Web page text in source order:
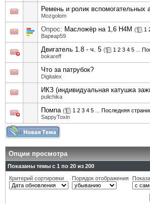
Ремень и ролик вспомогательных
Mozgolom
Опрос: Масложёр на 1,6 Н4М ( 1
Варвар59
Двигатель 1.8 - ч. 5 ( 1 2 3 4 5
bokareff
Что за патрубок?
Digitalex
ИКЗ (индивидуальная катушка
pulichika
Помпа ( 1 2 3 4 5 Последняя
SappyToxin
Опции просмотра
Показаны темы с 1 по 20 из 200
Критерий сортировки
Порядок отображения